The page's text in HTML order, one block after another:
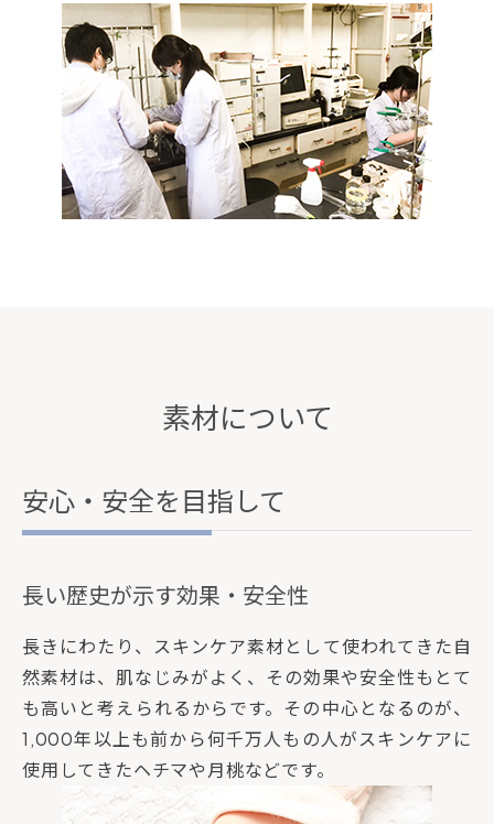
素材について
安心・安全を目指して
長い歴史が示す効果・安全性
長きにわたり、スキンケア素材として使われてきた自
然素材は、肌なじみがよく、その効果や安全性もとて
も高いと考えられるからです。その中心となるのが、
1,000年以上も前から何千万人もの人がスキンケアに
使用してきたヘチマや月桃などです。